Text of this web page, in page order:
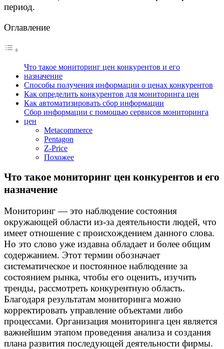
период.
Оглавление
Что такое мониторинг цен конкурентов и его
назначение
Способы получения информации о ценах конкурентов
Как определить конкурентов для мониторинга цен
Как автоматизировать сбор информации
Сбор информации с помощью сервисов мониторинга
цен
Metacommerce
Pentagon
Z-Price
Похожее
Что такое мониторинг цен конкурентов и его
назначение
Мониторинг — это наблюдение состояния
окружающей области из-за деятельности людей, что
имеет отношение с происхождением данного слова.
Но это слово уже издавна обладает и более общим
содержанием. Этот термин обозначает
систематическое и постоянное наблюдение за
состоянием рынка, чтобы его оценить, изучить
тренды, рассмотреть конкурентную область.
Благодаря результатам мониторинга можно
корректировать управление объектами либо
процессами. Организация мониторинга цен является
важнейшим этапом проведения анализа и создания
плана развития последующей деятельности фирмы.